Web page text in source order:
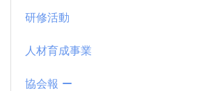
研修活動
人材育成事業
協会報